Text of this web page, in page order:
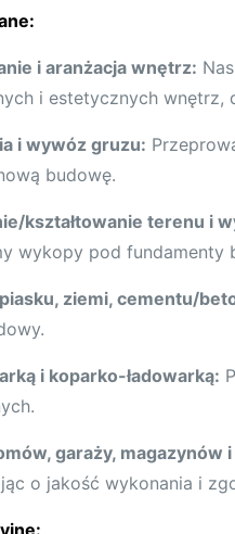
i aranżacja wnętrz:
i estetycznych
i wywóz gruzu:
budowę.
kształtowanie terenu i
wykopy pod fundamenty
ziemi, cementu/
i koparko-ładowarką:
garaży, magazynów
o jakość wykonania i